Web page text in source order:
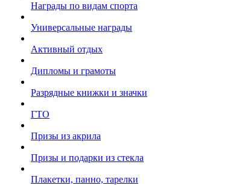
Награды по видам спорта
Универсальные награды
Активный отдых
Дипломы и грамоты
Разрядные книжки и значки
ГТО
Призы из акрила
Призы и подарки из стекла
Плакетки, панно, тарелки